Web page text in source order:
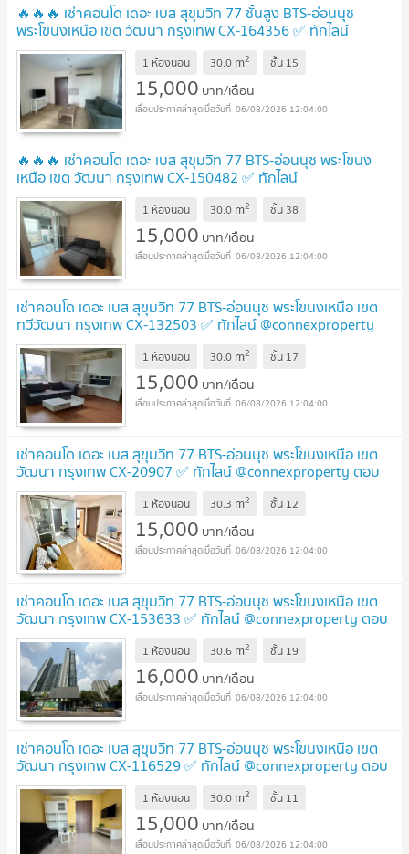
🔥🔥🔥 เช่าคอนโด เดอะ เบส สุขุมวิท 77 ชั้นสูง BTS-อ่อนนุช
พระโขนงเหนือ เขต วัฒนา กรุงเทพ CX-164356 ✅ ทักไลน์
@connexproperty ตอบทันที ทีมงานมืออาชีพ ✅ 🔥🔥🔥
1 ห้องนอน 30.0 m2 ชั้น 15
15,000 บาท/เดือน
06/08/2026 12:04:00
🔥🔥🔥 เช่าคอนโด เดอะ เบส สุขุมวิท 77 BTS-อ่อนนุช พระโขนง
เหนือ เขต วัฒนา กรุงเทพ CX-150482 ✅ ทักไลน์
@connexproperty ตอบทันที ทีมงานมืออาชีพ ✅ 🔥🔥🔥
1 ห้องนอน 30.0 m2 ชั้น 38
15,000 บาท/เดือน
06/08/2026 12:04:00
เช่าคอนโด เดอะ เบส สุขุมวิท 77 BTS-อ่อนนุช พระโขนงเหนือ เขต
ทวีวัฒนา กรุงเทพ CX-132503 ✅ ทักไลน์ @connexproperty
ตอบทันที ทีมงานมืออาชีพ ✅
1 ห้องนอน 30.0 m2 ชั้น 17
15,000 บาท/เดือน
06/08/2026 12:04:00
เช่าคอนโด เดอะ เบส สุขุมวิท 77 BTS-อ่อนนุช พระโขนงเหนือ เขต
วัฒนา กรุงเทพ CX-20907 ✅ ทักไลน์ @connexproperty ตอบ
ทันที ทีมงานมืออาชีพ ✅
1 ห้องนอน 30.3 m2 ชั้น 12
15,000 บาท/เดือน
06/08/2026 12:04:00
เช่าคอนโด เดอะ เบส สุขุมวิท 77 BTS-อ่อนนุช พระโขนงเหนือ เขต
วัฒนา กรุงเทพ CX-153633 ✅ ทักไลน์ @connexproperty ตอบ
ทันที ทีมงานมืออาชีพ ✅
1 ห้องนอน 30.6 m2 ชั้น 19
16,000 บาท/เดือน
06/08/2026 12:04:00
เช่าคอนโด เดอะ เบส สุขุมวิท 77 BTS-อ่อนนุช พระโขนงเหนือ เขต
วัฒนา กรุงเทพ CX-116529 ✅ ทักไลน์ @connexproperty ตอบ
ทันที ทีมงานมืออาชีพ ✅
1 ห้องนอน 30.0 m2 ชั้น 11
15,000 บาท/เดือน
06/08/2026 12:04:00